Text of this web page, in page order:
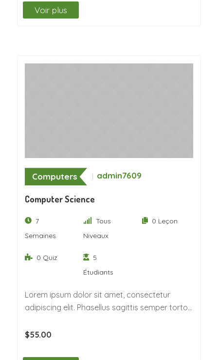
Voir plus
Computers admin7609
Computer Science
7
Semaines
Tous
Niveaux
0 Leçon
0 Quiz
5
Étudiants
Lorem ipsum dolor sit amet, consectetur
adipiscing elit. Phasellus sagittis semper tortor.
$55.00